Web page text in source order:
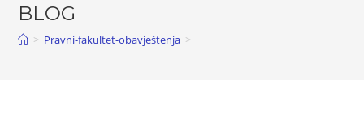
BLOG
> Pravni-fakultet-obavještenja >